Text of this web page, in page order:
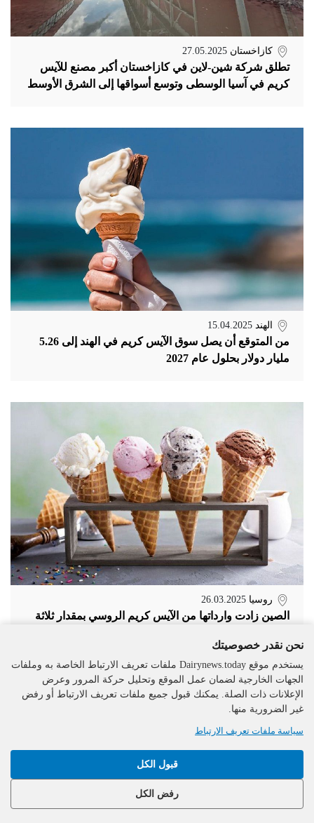
كازاخستان 27.05.2025
تطلق شركة شين-لاين في كازاخستان أكبر مصنع للآيس
كريم في آسيا الوسطى وتوسع أسواقها إلى الشرق الأوسط
الهند 15.04.2025
من المتوقع أن يصل سوق الآيس كريم في الهند إلى 5.26
مليار دولار بحلول عام 2027
روسيا 26.03.2025
الصين زادت وارداتها من الآيس كريم الروسي بمقدار ثلاثة
The DairyNews, جميع الحقوق
محفوظة، 2000-2026
نحن نقدر خصوصيتك
يستخدم موقع Dairynews.today ملفات تعريف الارتباط الخاصة به وملفات
الجهات الخارجية لضمان عمل الموقع وتحليل حركة المرور وعرض
الإعلانات ذات الصلة. يمكنك قبول جميع ملفات تعريف الارتباط أو رفض
غير الضرورية منها.
سياسة ملفات تعريف الارتباط
قبول الكل
رفض الكل